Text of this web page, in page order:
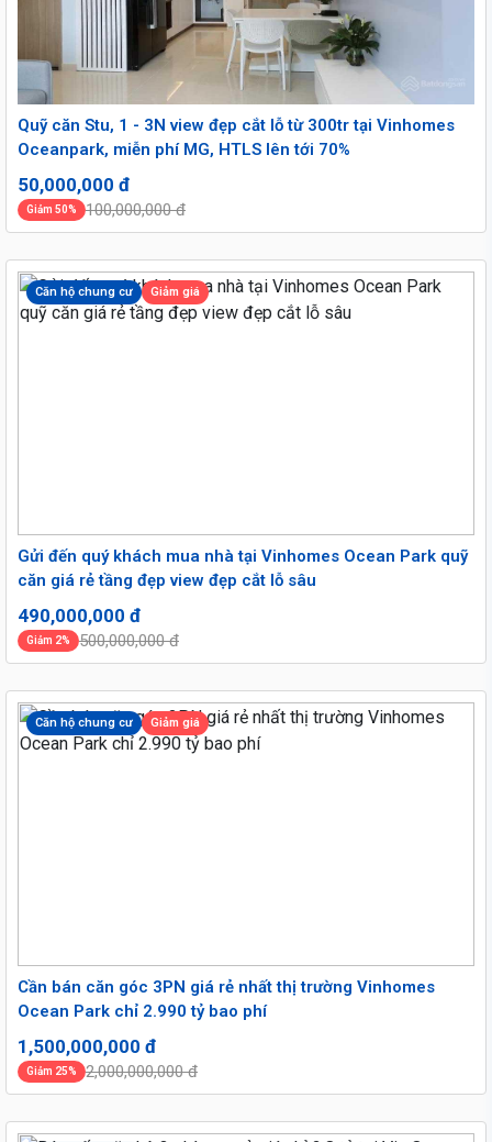
Quỹ căn Stu, 1 - 3N view đẹp cắt lỗ từ 300tr tại Vinhomes
Oceanpark, miễn phí MG, HTLS lên tới 70%
50,000,000 đ
Giảm 50% 100,000,000 đ
Căn hộ chung cư Giảm giá
Gửi đến quý khách mua nhà tại Vinhomes Ocean Park quỹ
căn giá rẻ tầng đẹp view đẹp cắt lỗ sâu
490,000,000 đ
Giảm 2% 500,000,000 đ
Căn hộ chung cư Giảm giá
Cần bán căn góc 3PN giá rẻ nhất thị trường Vinhomes
Ocean Park chỉ 2.990 tỷ bao phí
1,500,000,000 đ
Giảm 25% 2,000,000,000 đ